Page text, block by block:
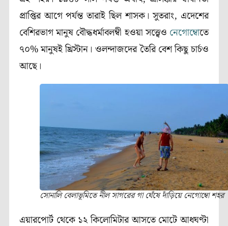
প্রাপ্তির আগে পর্যন্ত তারাই ছিল শাসক। সুতরাং, এদেশের
বেশিরভাগ মানুষ বৌদ্ধধর্মাবলম্বী হওয়া সত্ত্বেও নেগোম্বোতে
৭০% মানুষই খ্রিস্টান। ওলন্দাজদের তৈরি বেশ কিছু চার্চও
আছে।
সোনালি বেলাভূমিতে নীল সাগরের গা ঘেঁষে দাঁড়িয়ে নেগোম্বো শহর
এয়ারপোর্ট থেকে ১২ কিলোমিটার আসতে মোটে আধঘণ্টা